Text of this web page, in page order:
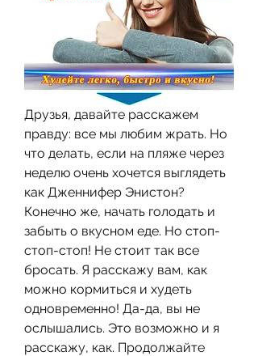
Друзья, давайте расскажем
правду: все мы любим жрать. Но
что делать, если на пляже через
неделю очень хочется выглядеть
как Дженнифер Энистон?
Конечно же, начать голодать и
забыть о вкусном еде. Но стоп-
стоп-стоп! Не стоит так все
бросать. Я расскажу вам, как
можно кормиться и худеть
одновременно! Да-да, вы не
ослышались. Это возможно и я
расскажу, как. Продолжайте